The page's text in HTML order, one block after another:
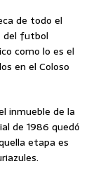
de todo el
del futbol
como lo es el
en el Coloso
inmueble de la
de 1986 quedó
etapa es